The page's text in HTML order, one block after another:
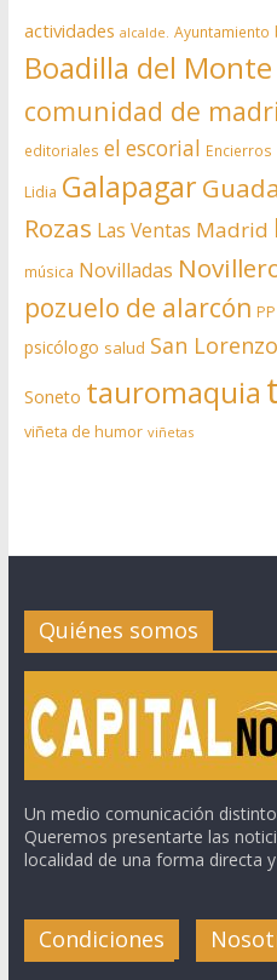
actividades alcalde. Ayuntamiento
Boadilla del Monte
comunidad de
editoriales el escorial Encierros
Lidia Galapagar
Rozas Las Ventas Madrid
música Novilladas
pozuelo de alarcón PP
psicólogo salud San
Soneto tauromaquia
viñeta de humor viñetas
Quiénes somos
Un medio comunicación
Queremos presentarte las
localidad de una forma directa
Condiciones